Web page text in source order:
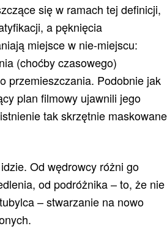
się w ramach tej definicji,
a pęknięcia
miejsce w nie-miejscu:
(choćby czasowego)
przemieszczania. Podobnie jak
plan filmowy ujawnili jego
tak skrzętnie maskowane
Od wędrowcy różni go
od podróżnika – to, że nie
– stwarzanie na nowo